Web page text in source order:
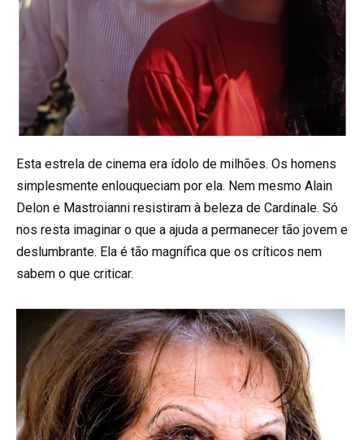
Esta estrela de cinema era ídolo de milhões. Os homens
simplesmente enlouqueciam por ela. Nem mesmo Alain
Delon e Mastroianni resistiram à beleza de Cardinale. Só
nos resta imaginar o que a ajuda a permanecer tão jovem e
deslumbrante. Ela é tão magnífica que os críticos nem
sabem o que criticar.